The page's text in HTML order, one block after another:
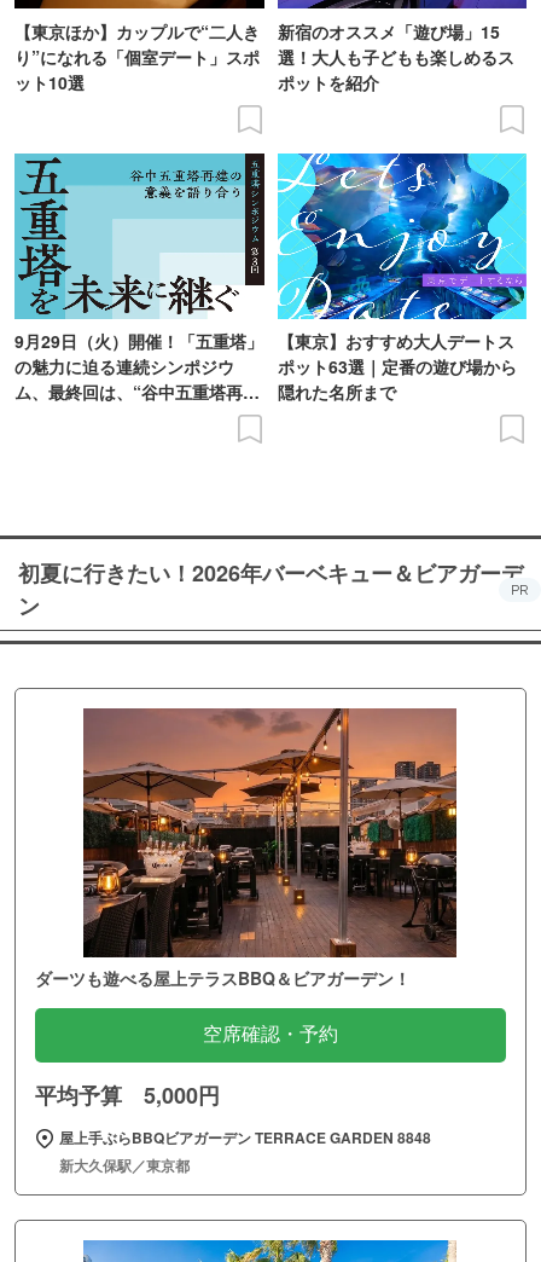
【東京ほか】カップルで“二人き
り”になれる「個室デート」スポ
ット10選
新宿のオススメ「遊び場」15
選！大人も子どもも楽しめるス
ポットを紹介
9月29日（火）開催！「五重塔」
の魅力に迫る連続シンポジウ
ム、最終回は、“谷中五重塔再建
【東京】おすすめ大人デートス
ポット63選｜定番の遊び場から
隠れた名所まで
初夏に行きたい！2026年バーベキュー＆ビアガーデ
ン
PR
ダーツも遊べる屋上テラスBBQ＆ビアガーデン！
空席確認・予約
平均予算 5,000円
屋上手ぶらBBQビアガーデン TERRACE GARDEN 8848
新大久保駅／東京都